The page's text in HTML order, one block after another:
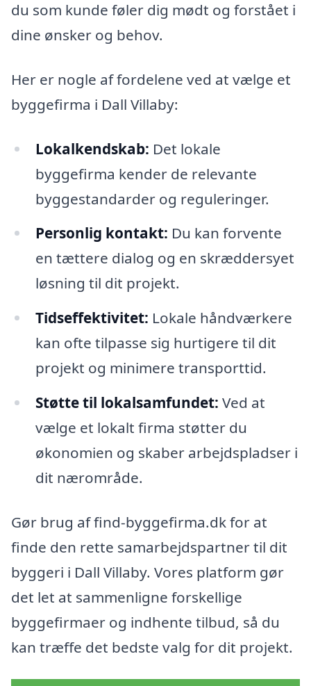
du som kunde føler dig mødt og forstået i
dine ønsker og behov.
Her er nogle af fordelene ved at vælge et
byggefirma i Dall Villaby:
Lokalkendskab: Det lokale
byggefirma kender de relevante
byggestandarder og reguleringer.
Personlig kontakt: Du kan forvente
en tættere dialog og en skræddersyet
løsning til dit projekt.
Tidseffektivitet: Lokale håndværkere
kan ofte tilpasse sig hurtigere til dit
projekt og minimere transporttid.
Støtte til lokalsamfundet: Ved at
vælge et lokalt firma støtter du
økonomien og skaber arbejdspladser i
dit nærområde.
Gør brug af find-byggefirma.dk for at
finde den rette samarbejdspartner til dit
byggeri i Dall Villaby. Vores platform gør
det let at sammenligne forskellige
byggefirmaer og indhente tilbud, så du
kan træffe det bedste valg for dit projekt.